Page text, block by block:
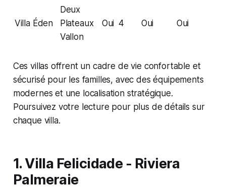
Villa Éden
Deux
Plateaux
Vallon
Oui 4 Oui Oui
Ces villas offrent un cadre de vie confortable et
sécurisé pour les familles, avec des équipements
modernes et une localisation stratégique.
Poursuivez votre lecture pour plus de détails sur
chaque villa.
1. Villa Felicidade - Riviera
Palmeraie